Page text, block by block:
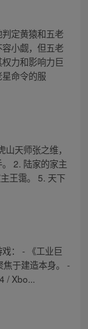
定黄猿和五老
小觑，但五老
力和影响力巨
命令的服
天师张之维，
2. 陆家的家主
王霭。 5. 天下
： - 《工业巨
于建造本身。 -
/ Xbo...